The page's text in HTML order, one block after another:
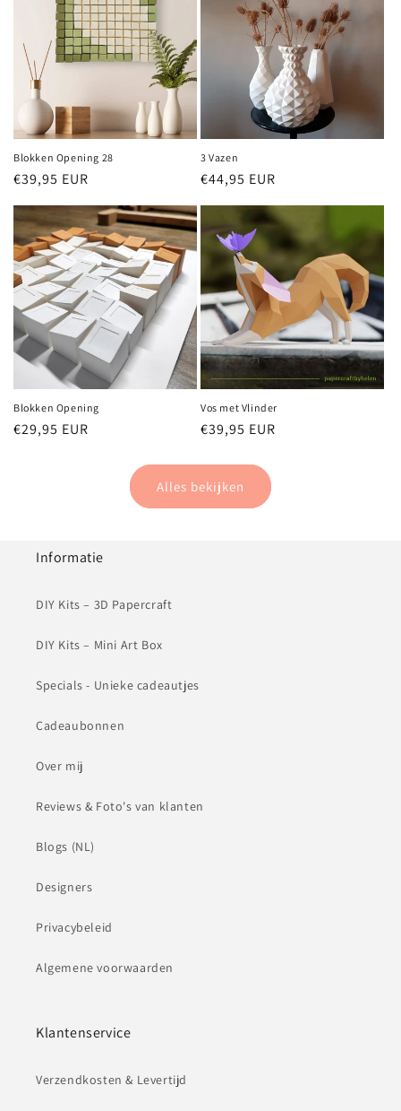
Blokken Opening 28
Normale
€39,95 EUR
3 Vazen
Normale
€44,95 EUR
Blokken Opening
Normale
€29,95 EUR
Vos met Vlinder
Normale
€39,95 EUR
Alles bekijken
Informatie
DIY Kits – 3D Papercraft
DIY Kits – Mini Art Box
Specials - Unieke cadeautjes
Cadeaubonnen
Over mij
Reviews & Foto's van klanten
Blogs (NL)
Designers
Privacybeleid
Algemene voorwaarden
Klantenservice
Verzendkosten & Levertijd